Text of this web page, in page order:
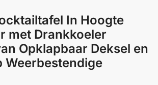
In Hoogte
met Drankkoeler
Opklapbaar Deksel en
Weerbestendige